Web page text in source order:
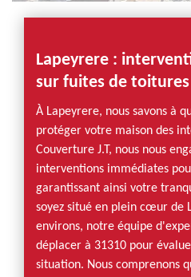
Lapeyrere :
sur fuites de toitures
À Lapeyrere, nous savons à
protéger votre maison des
Couverture J.T, nous nous
interventions immédiates
garantissant ainsi votre
soyez situé en plein cœur de
environs, notre équipe
déplacer à 31310 pour
situation. Nous comprenons